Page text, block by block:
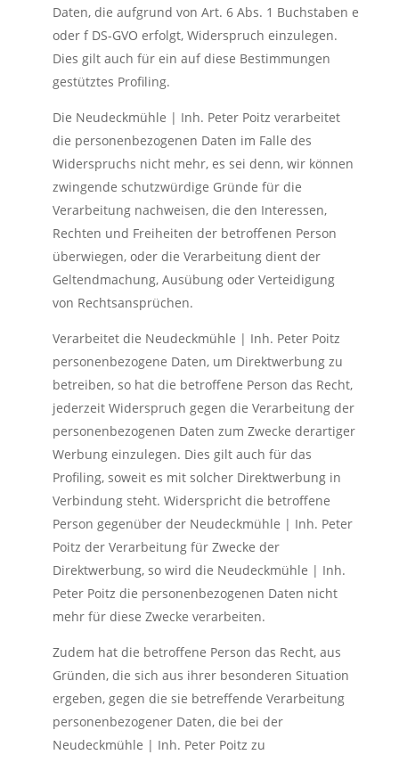
Daten, die aufgrund von Art. 6 Abs. 1 Buchstaben e
oder f DS-GVO erfolgt, Widerspruch einzulegen.
Dies gilt auch für ein auf diese Bestimmungen
gestütztes Profiling.
Die Neudeckmühle | Inh. Peter Poitz verarbeitet
die personenbezogenen Daten im Falle des
Widerspruchs nicht mehr, es sei denn, wir können
zwingende schutzwürdige Gründe für die
Verarbeitung nachweisen, die den Interessen,
Rechten und Freiheiten der betroffenen Person
überwiegen, oder die Verarbeitung dient der
Geltendmachung, Ausübung oder Verteidigung
von Rechtsansprüchen.
Verarbeitet die Neudeckmühle | Inh. Peter Poitz
personenbezogene Daten, um Direktwerbung zu
betreiben, so hat die betroffene Person das Recht,
jederzeit Widerspruch gegen die Verarbeitung der
personenbezogenen Daten zum Zwecke derartiger
Werbung einzulegen. Dies gilt auch für das
Profiling, soweit es mit solcher Direktwerbung in
Verbindung steht. Widerspricht die betroffene
Person gegenüber der Neudeckmühle | Inh. Peter
Poitz der Verarbeitung für Zwecke der
Direktwerbung, so wird die Neudeckmühle | Inh.
Peter Poitz die personenbezogenen Daten nicht
mehr für diese Zwecke verarbeiten.
Zudem hat die betroffene Person das Recht, aus
Gründen, die sich aus ihrer besonderen Situation
ergeben, gegen die sie betreffende Verarbeitung
personenbezogener Daten, die bei der
Neudeckmühle | Inh. Peter Poitz zu